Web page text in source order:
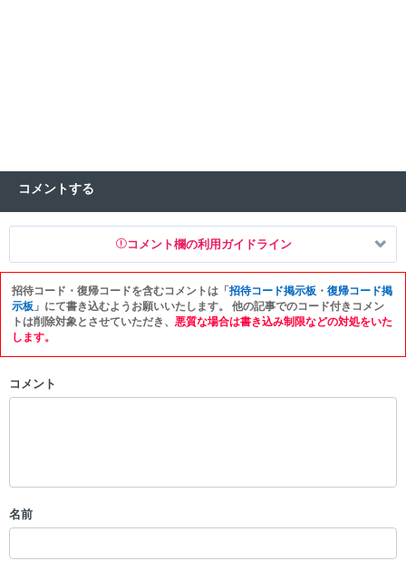
コメントする
コメント欄の利用ガイドライン
以下の書き込みを禁止とし、場合によってはコメント削除や書き込み制
限を行う可能性がございます。 あらかじめご了承ください。
・誰かになりすます行為
コメントの削除につきましては下記フォームより申請をいた
招待コード・復帰コードを含むコメントは「招待コード掲示板 ・ 復帰コード掲
示板 」にて書き込むようお願いいたします。 他の記事でのコード付きコメン
トは削除対象とさせていただき、 悪質な場合は書き込み制限などの対処をいた
します。
コメント
名前